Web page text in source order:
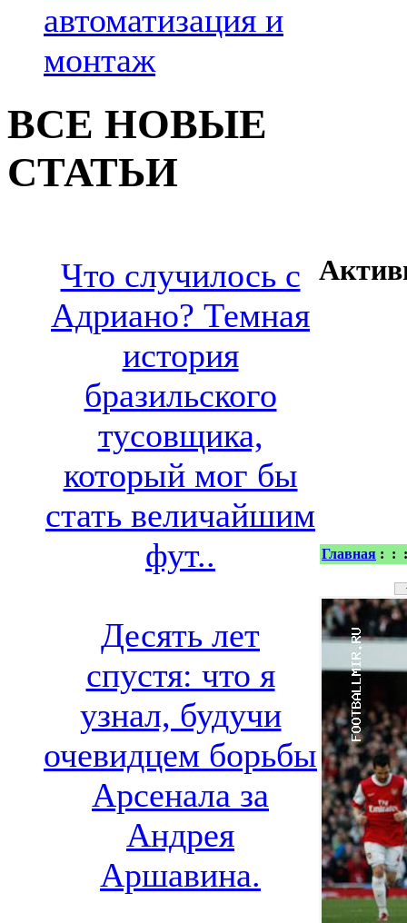
автоматизация и
монтаж
ВСЕ НОВЫЕ
СТАТЬИ
Что случилось с
Адриано? Темная
история
бразильского
тусовщика,
который мог бы
стать величайшим
фут..
Десять лет
спустя: что я
узнал, будучи
очевидцем борьбы
Арсенала за
Андрея
Аршавина.
Главная : :